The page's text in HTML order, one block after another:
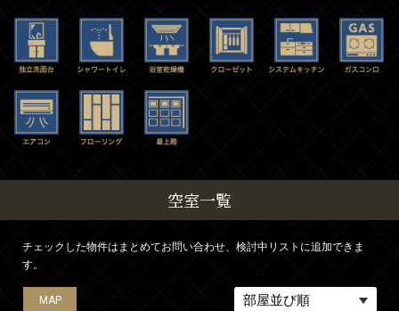
空室一覧
チェックした物件はまとめてお問い合わせ、検討中リストに追加できま
す。
MAP
MAP